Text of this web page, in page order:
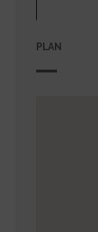
PLAN